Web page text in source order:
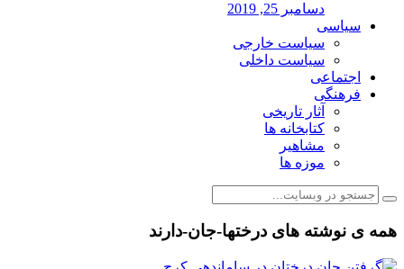
دسامبر 25, 2019
سیاسی
سیاست خارجی
سیاست داخلی
اجتماعی
فرهنگی
آثار تاریخی
کتابخانه ها
مشاهیر
موزه ها
همه ی نوشته های درختها-جان-دارند